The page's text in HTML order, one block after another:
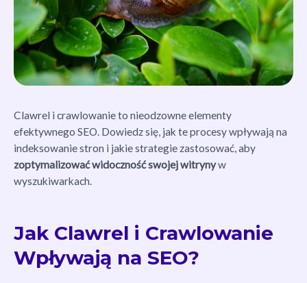
Clawrel i crawlowanie to nieodzowne elementy
efektywnego SEO. Dowiedz się, jak te procesy wpływają na
indeksowanie stron i jakie strategie zastosować, aby
zoptymalizować widoczność swojej witrynyw
wyszukiwarkach.
Jak Clawrel i Crawlowanie
Wpływają na SEO?